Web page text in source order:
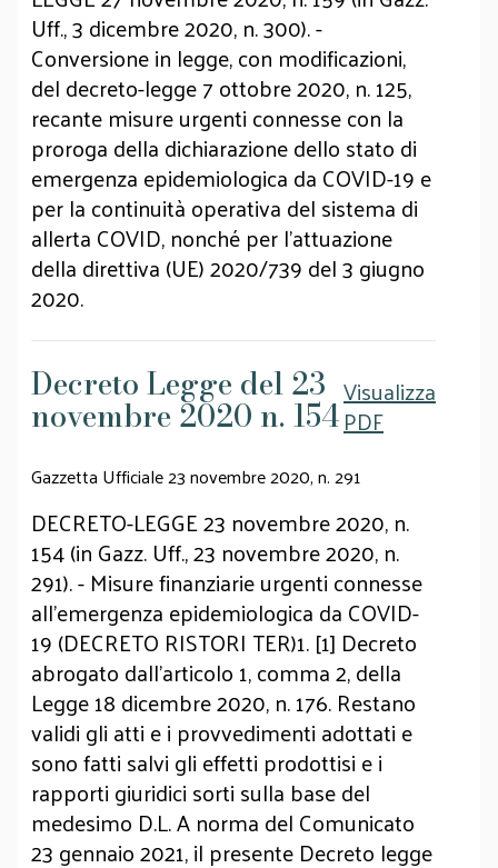
Uff., 3 dicembre 2020, n. 300). -
Conversione in legge, con modificazioni,
del decreto-legge 7 ottobre 2020, n. 125,
recante misure urgenti connesse con la
proroga della dichiarazione dello stato di
emergenza epidemiologica da COVID-19 e
per la continuità operativa del sistema di
allerta COVID, nonché per l'attuazione
della direttiva (UE) 2020/739 del 3 giugno
2020.
Decreto Legge del 23
novembre 2020 n. 154
Visualizza
PDF
Gazzetta Ufficiale 23 novembre 2020, n. 291
DECRETO-LEGGE 23 novembre 2020, n.
154 (in Gazz. Uff., 23 novembre 2020, n.
291). - Misure finanziarie urgenti connesse
all'emergenza epidemiologica da COVID-
19 (DECRETO RISTORI TER)1. [1] Decreto
abrogato dall'articolo 1, comma 2, della
Legge 18 dicembre 2020, n. 176. Restano
validi gli atti e i provvedimenti adottati e
sono fatti salvi gli effetti prodottisi e i
rapporti giuridici sorti sulla base del
medesimo D.L. A norma del Comunicato
23 gennaio 2021, il presente Decreto legge